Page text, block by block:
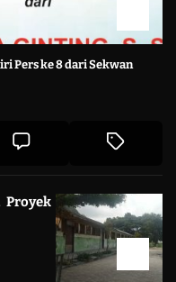
Pers ke 8 dari Sekwan
Proyek